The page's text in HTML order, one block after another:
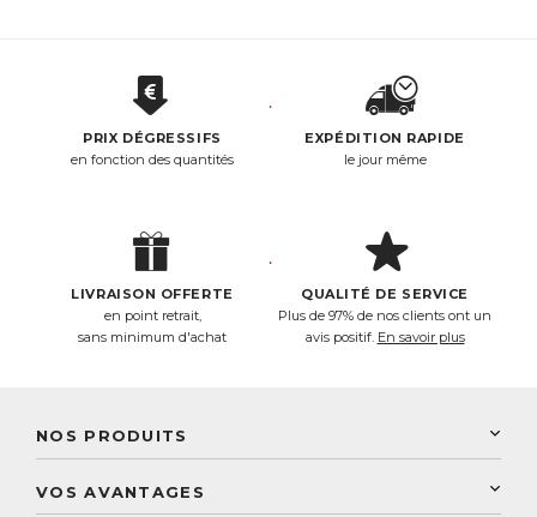
PRIX DÉGRESSIFS
en fonction des quantités
EXPÉDITION RAPIDE
le jour même
LIVRAISON OFFERTE
en point retrait,
sans minimum d'achat
QUALITÉ DE SERVICE
Plus de 97% de nos clients ont un
avis positif. En savoir plus
NOS PRODUITS
VOS AVANTAGES